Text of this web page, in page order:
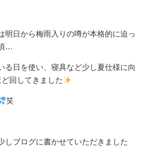
明日から梅雨入りの噂が本格的に迫っ
…
る日を使い、寝具など少し夏仕様に向
回してきました
笑
しブログに書かせていただきました